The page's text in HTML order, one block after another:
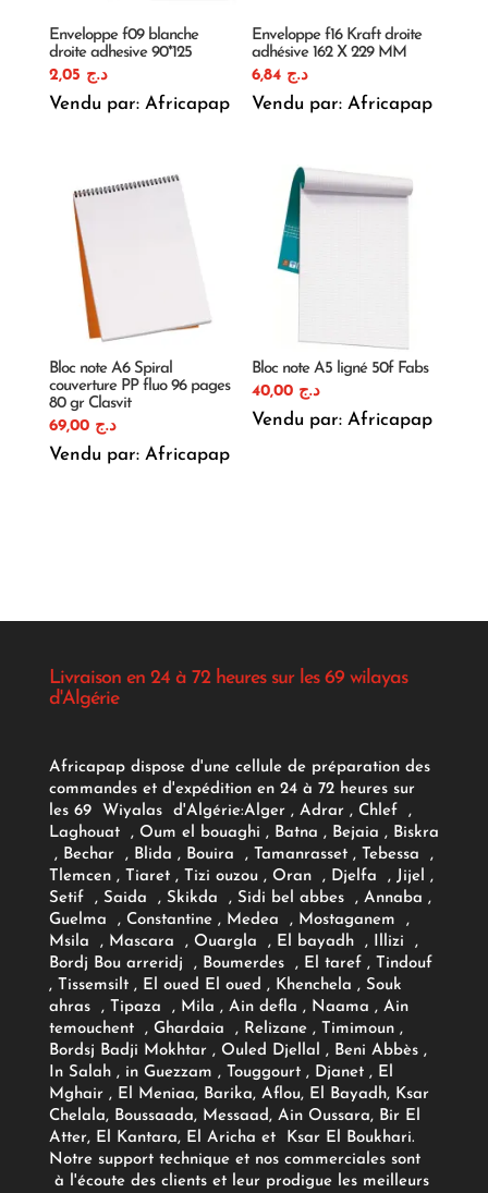
Enveloppe f09 blanche
droite adhesive 90*125
د.ج
Vendu par: Africapap
Enveloppe f16 Kraft droite
adhésive 162 X 229 MM
د.ج
Vendu par: Africapap
Bloc note A6 Spiral
couverture PP fluo 96 pages
80 gr Clasvit
د.ج 69,00
Vendu par: Africapap
Bloc note A5 ligné 50f Fabs
د.ج
Vendu par: Africapap
Livraison en 24 à 72 heures sur les 69 wilayas
d'Algérie
Africapap dispose d'une cellule de préparation des
commandes et d'expédition en 24 à 72 heures sur
les 69 Wiyalas d'Algérie:Alger , Adrar, Chlef ,
Laghouat , Oum el bouaghi , Batna , Bejaia , Biskra
, Bechar , Blida , Bouira , Tamanrasset , Tebessa ,
Tlemcen , Tiaret , Tizi ouzou , Oran , Djelfa , Jijel ,
Setif , Saida , Skikda , Sidi bel abbes , Annaba ,
Guelma , Constantine , Medea , Mostaganem ,
Msila , Mascara , Ouargla , El bayadh , Illizi ,
Bordj Bou arreridj , Boumerdes , El taref , Tindouf
, Tissemsilt , El oued El oued , Khenchela , Souk
ahras , Tipaza , Mila , Ain defla , Naama , Ain
temouchent , Ghardaia , Relizane , Timimoun ,
Bordsj Badji Mokhtar , Ouled Djellal , Beni Abbès ,
In Salah , in Guezzam , Touggourt , Djanet , El
Mghair , El Meniaa, Barika, Aflou, El Bayadh, Ksar
Chelala, Boussaada, Messaad, Ain Oussara, Bir El
Atter, El Kantara, El Aricha et Ksar El Boukhari.
Notre support technique et nos commerciales sont
à l'écoute des clients et leur prodigue les meilleurs